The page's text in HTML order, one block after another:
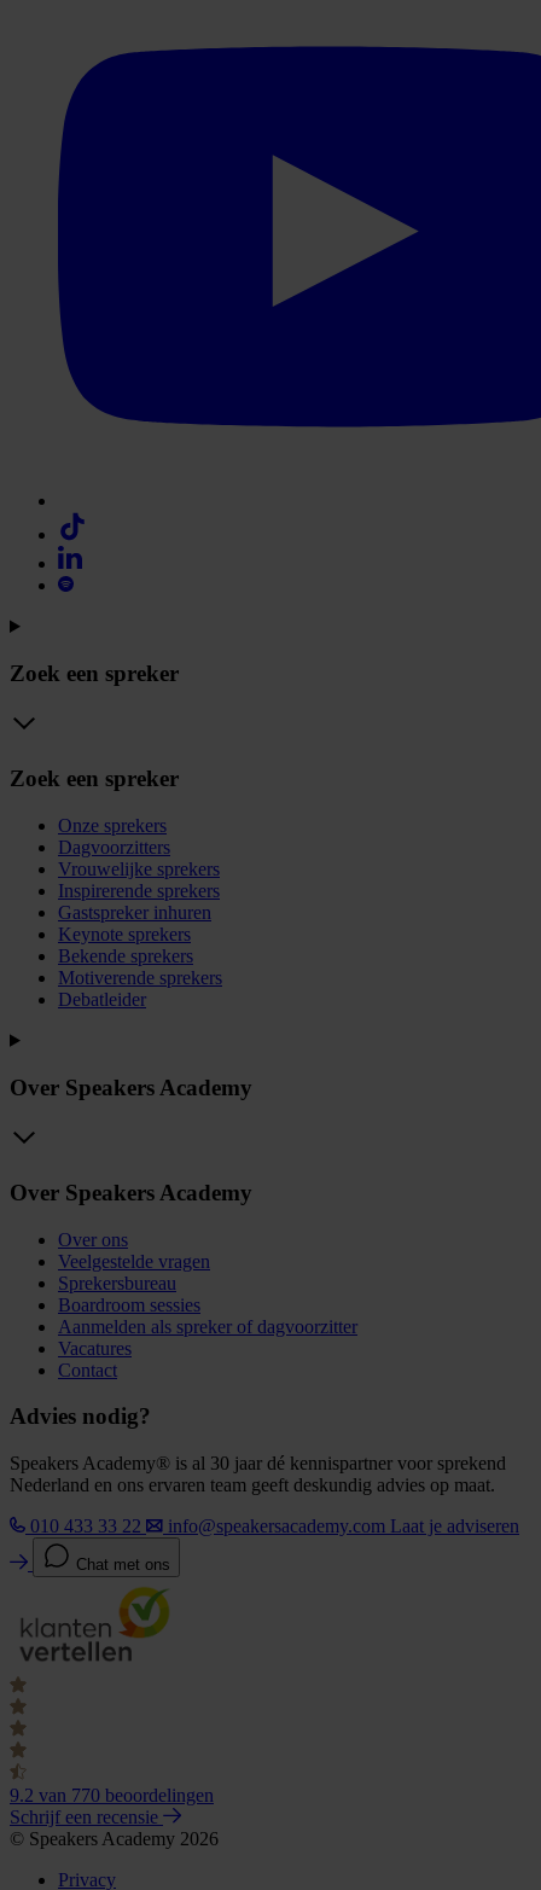
Zoek een spreker
Zoek een spreker
Onze sprekers
Dagvoorzitters
Vrouwelijke sprekers
Inspirerende sprekers
Gastspreker inhuren
Keynote sprekers
Bekende sprekers
Motiverende sprekers
Debatleider
Over Speakers Academy
Over Speakers Academy
Over ons
Veelgestelde vragen
Sprekersbureau
Boardroom sessies
Aanmelden als spreker of dagvoorzitter
Vacatures
Contact
Advies nodig?
Speakers Academy® is al 30 jaar dé kennispartner voor sprekend
Nederland en ons ervaren team geeft deskundig advies op maat.
010 433 33 22
info@speakersacademy.com Laat je adviseren
Chat met ons
9.2 van 770 beoordelingen
Schrijf een recensie
© Speakers Academy 2026
Privacy